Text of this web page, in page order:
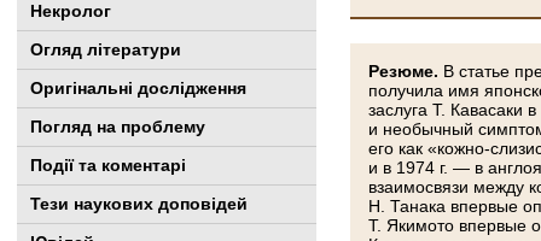
Некролог
Огляд літератури
Оригінальні дослідження
Погляд на проблему
Події та коментарі
Тези наукових доповідей
Резюме. В статье
получила имя
заслуга Т. Кавасаки
и необычный
его как «кожно-
и в 1974 г. — в
взаимосвязи между
Н. Танака впервые
Т. Якимото впервые